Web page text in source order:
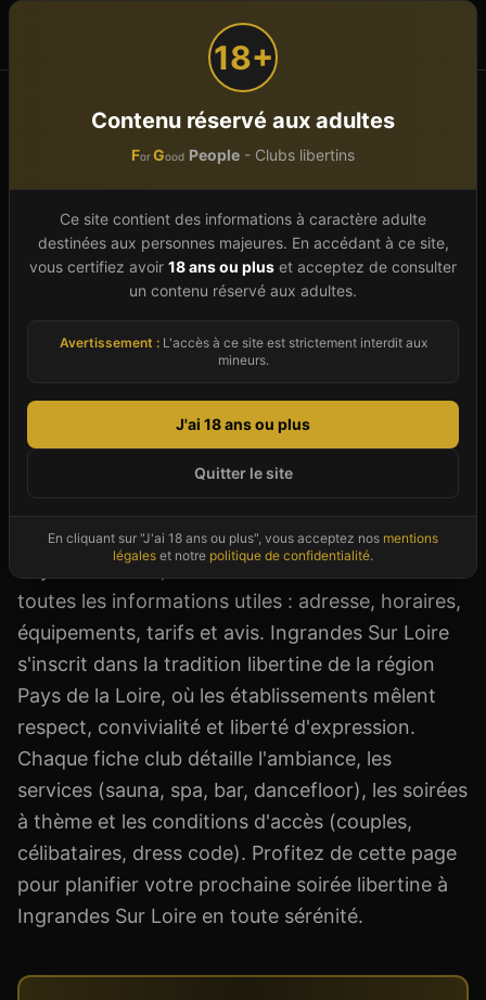
18+
Contenu réservé aux adultes
ForGood People - Clubs libertins
Ce site contient des informations à caractère adulte
destinées aux personnes majeures. En accédant à ce site,
vous certifiez avoir 18 ans ou plus et acceptez de consulter
un contenu réservé aux adultes.
Avertissement :L'accès à ce site est strictement interdit aux
mineurs.
J'ai 18 ans ou plus
Quitter le site
En cliquant sur "J'ai 18 ans ou plus", vous acceptez nos mentions
légales et notre politique de confidentialité.
Accueil Pays de la Loire
Maine-et-Loire (49)
Club libertin àIngrandes
Sur Loire (49)
Bienvenue sur le guide complet des clubs
Ingrandes Sur Loire, en Maine-et-Loire. En 2026,
Sur Loire, sélectionné pour leur qualité d'accueil,
leur ambiance et la discrétion qu'ils offrent à leur
clientèle. Que vous soyez un couple cherchant à
célibataire curieux ou un initié de passage en
Pays de la Loire, notre annuaire vous donne
toutes les informations utiles : adresse, horaires,
équipements, tarifs et avis. Ingrandes Sur Loire
s'inscrit dans la tradition libertine de la région
Pays de la Loire, où les établissements mêlent
respect, convivialité et liberté d'expression.
Chaque fiche club détaille l'ambiance, les
services (sauna, spa, bar, dancefloor), les soirées
à thème et les conditions d'accès (couples,
célibataires, dress code). Profitez de cette page
pour planifier votre prochaine soirée libertine à
Ingrandes Sur Loire en toute sérénité.